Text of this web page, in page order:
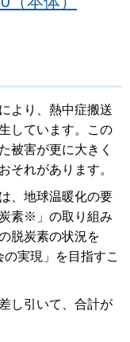
より、熱中症搬送
しています。この
被害が更に大きく
それがあります。
、地球温暖化の要
素※」の取り組み
脱炭素の状況を
実現」を目指すこ
し引いて、合計が